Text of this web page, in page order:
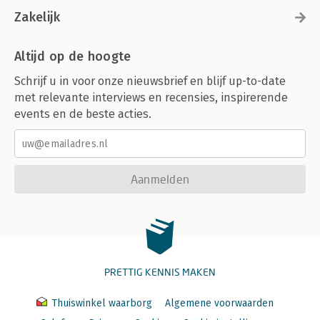
Other 188
Close-Up 190
21 Meanwhile, On the Long-Range Scanner… 195
21.2 Where to Next, Traveler? 196
Close-Up 198
Scientific Background 201
About the Authors 203
Notes 205
Zakelijk
Altijd op de hoogte
Schrijf u in voor onze nieuwsbrief en blijf up-to-date
met relevante interviews en recensies, inspirerende
events en de beste acties.
Aanmelden
PRETTIG KENNIS MAKEN
Thuiswinkel waarborg
Algemene voorwaarden